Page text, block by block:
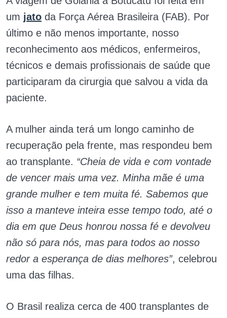
um jato da Força Aérea Brasileira (FAB). Por
último e não menos importante, nosso
reconhecimento aos médicos, enfermeiros,
técnicos e demais profissionais de saúde que
participaram da cirurgia que salvou a vida da
paciente.
A mulher ainda terá um longo caminho de
recuperação pela frente, mas respondeu bem
ao transplante. “Cheia de vida e com vontade
de vencer mais uma vez. Minha mãe é uma
grande mulher e tem muita fé. Sabemos que
isso a manteve inteira esse tempo todo, até o
dia em que Deus honrou nossa fé e devolveu
não só para nós, mas para todos ao nosso
redor a esperança de dias melhores”, celebrou
uma das filhas.
O Brasil realiza cerca de 400 transplantes de